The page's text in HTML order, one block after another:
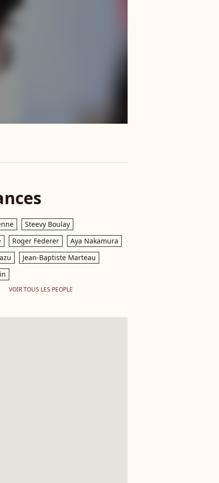
Steevy Boulay
Roger Federer
Aya Nakamura
Jean-Baptiste Marteau
VOIR TOUS LES PEOPLE